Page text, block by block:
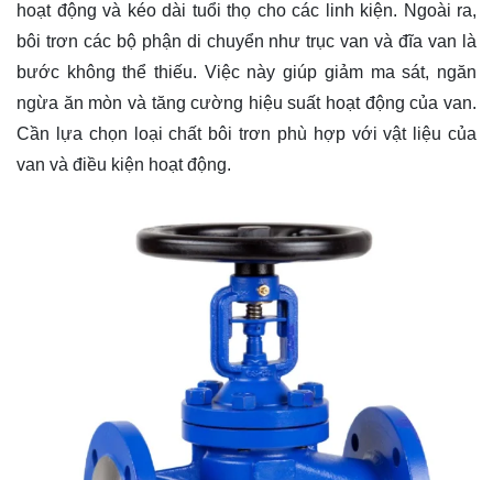
hoạt động và kéo dài tuổi thọ cho các linh kiện. Ngoài ra,
bôi trơn các bộ phận di chuyển như trục van và đĩa van là
bước không thể thiếu. Việc này giúp giảm ma sát, ngăn
ngừa ăn mòn và tăng cường hiệu suất hoạt động của van.
Cần lựa chọn loại chất bôi trơn phù hợp với vật liệu của
van và điều kiện hoạt động.